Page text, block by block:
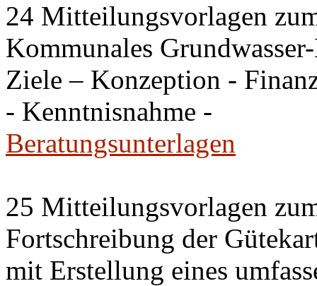
24 Mitteilungsvorlagen
Kommunales
Ziele – Konzeption -
- Kenntnisnahme -
Beratungsunterlagen
25 Mitteilungsvorlagen
Fortschreibung der
mit Erstellung eines